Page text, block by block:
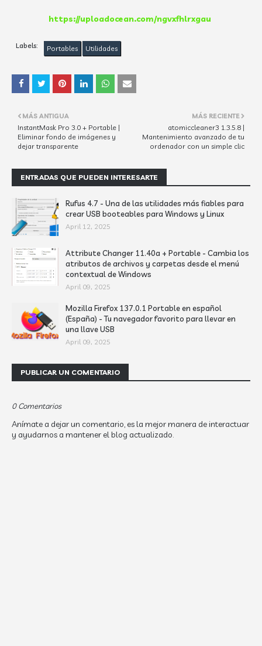
https://uploadocean.com/ngvxfhlrxgau
Labels: Portables Utilidades
MÁS RECIENTE
atomiccleaner3 1.3.5.8 |
Mantenimiento avanzado de tu
ordenador con un simple clic
MÁS ANTIGUA
InstantMask Pro 3.0 + Portable |
Eliminar fondo de imágenes y
dejar transparente
ENTRADAS QUE PUEDEN INTERESARTE
Rufus 4.7 - Una de las utilidades más fiables para
crear USB booteables para Windows y Linux
April 12, 2025
Attribute Changer 11.40a + Portable - Cambia los
atributos de archivos y carpetas desde el menú
contextual de Windows
April 09, 2025
Mozilla Firefox 137.0.1 Portable en español
(España) - Tu navegador favorito para llevar en
una llave USB
April 09, 2025
PUBLICAR UN COMENTARIO
0 Comentarios
Anímate a dejar un comentario, es la mejor manera de interactuar
y ayudarnos a mantener el blog actualizado.